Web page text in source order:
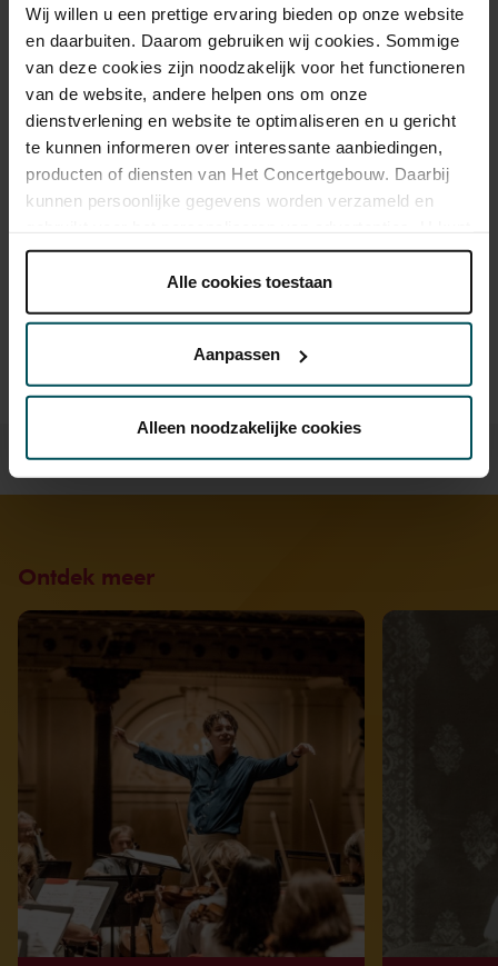
Wij willen u een prettige ervaring bieden op onze website
en daarbuiten. Daarom gebruiken wij cookies. Sommige
van deze cookies zijn noodzakelijk voor het functioneren
van de website, andere helpen ons om onze
dienstverlening en website te optimaliseren en u gericht
te kunnen informeren over interessante aanbiedingen,
producten of diensten van Het Concertgebouw. Daarbij
kunnen persoonlijke gegevens worden verzameld en
onder 'aanpassen' zelf welke cookies wij mogen
Lees onze cookieverklaring hier. Lees onze
Via decookieverklaringop onze website kunt u uw
We werken samen met32 derdendie uw gegevens
Alle cookies toestaan
Aanpassen
Alleen noodzakelijke cookies
Rang Goud Rang 1+ Rang 1 Rang 2 Rang 3 Rang 4 Rang 5
Standaard € 235,00 € 215,00 € 179,00 € 159,00 € 109,00 € 79,00 € 65,00
Drankjes zijn bij de prijs inbegrepen. Ben je jonger dan 30
jaar? Eventuele sprintkaarten zijn 4 uur van tevoren via de
online bestelflow beschikbaar. Meer informatie over
Prijzen zijn exclusief transactiekosten: € 5 per bestelling. Wilt
kassa@concertgebouw.nl of bel de Concertgebouwlijn op
Ontdek meer